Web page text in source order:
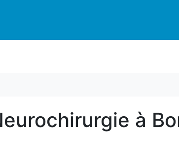
à